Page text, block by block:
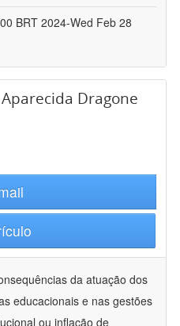
BRT 2024-Wed Feb 28
Dragone
da atuação dos
educacionais e nas gestões
ou inflação de